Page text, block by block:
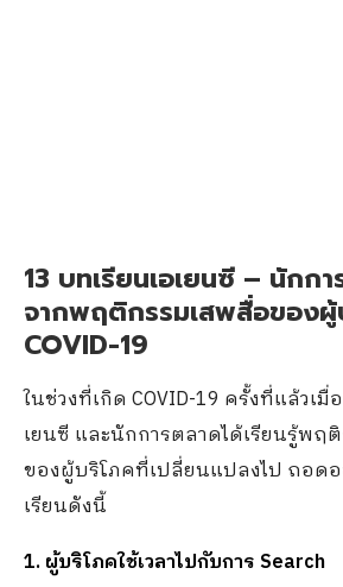
13 บทเรียนเอเยนซี – นักก
จากพฤติกรรมเสพสื่อของ
COVID-19
ในช่วงที่เกิด COVID-19 ครั้งที่แล้วเมื่
เยนซี และนักการตลาดได้เรียนรู้พฤ
ของผู้บริโภคที่เปลี่ยนแปลงไป ถอด
เรียนดังนี้
1. ผู้บริโภคใช้เวลาไปกับการ Search